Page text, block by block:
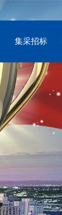
集采招标